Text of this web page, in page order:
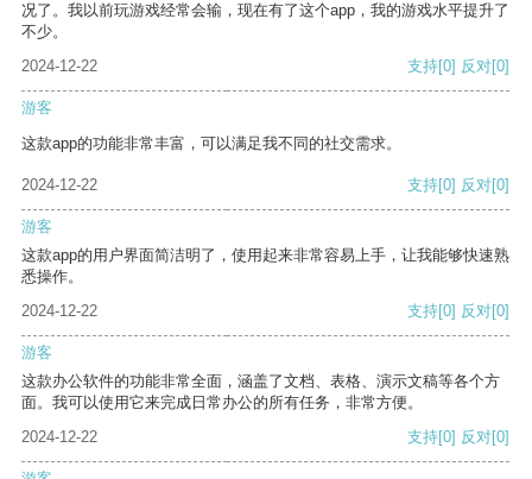
况了。我以前玩游戏经常会输，现在有了这个app，我的游戏水平提升了
不少。
2024-12-22
支持[0] 反对[0]
游客
这款app的功能非常丰富，可以满足我不同的社交需求。
2024-12-22 支持[0] 反对[0]
游客
这款app的用户界面简洁明了，使用起来非常容易上手，让我能够快速熟
悉操作。
2024-12-22
支持[0] 反对[0]
游客
这款办公软件的功能非常全面，涵盖了文档、表格、演示文稿等各个方
面。我可以使用它来完成日常办公的所有任务，非常方便。
2024-12-22
支持[0] 反对[0]